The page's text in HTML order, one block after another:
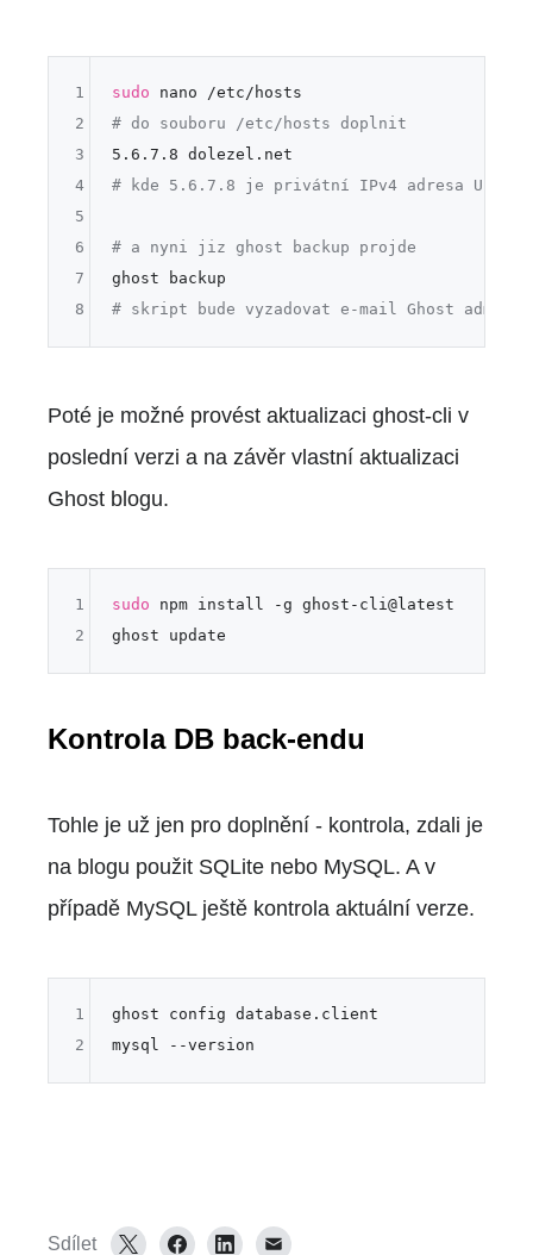
sudo
# do souboru /etc/hosts doplnit
# kde 5.6.7.8 je privátní IPv4 adresa Ubuntu
# a nyni jiz ghost backup projde
# skript bude vyzadovat e-mail Ghost admina
1
2
3
4
5
6
7
8
Poté je možné provést aktualizaci ghost-cli v
poslední verzi a na závěr vlastní aktualizaci
Ghost blogu.
sudo npm install -g ghost-cli@latest
1
2
Kontrola DB back-endu
Tohle je už jen pro doplnění - kontrola, zdali je
na blogu použit SQLite nebo MySQL. A v
případě MySQL ještě kontrola aktuální verze.
ghost config database.client
1
2
Sdílet